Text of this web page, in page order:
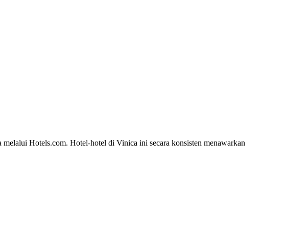
Hotels.com. Hotel-hotel di Vinica ini secara konsisten menawarkan